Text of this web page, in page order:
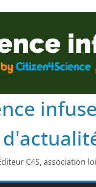
C4S, association